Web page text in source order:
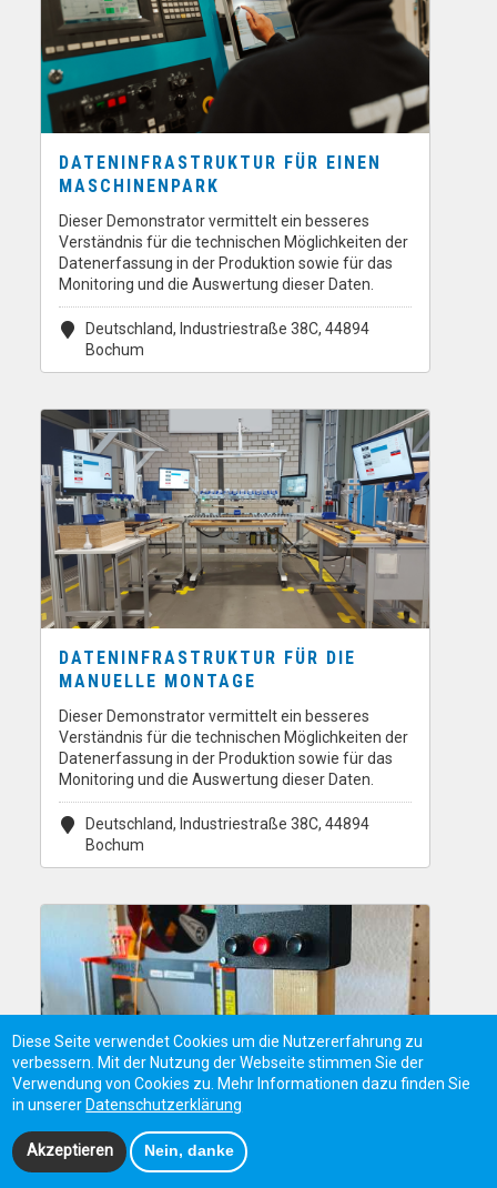
DATENINFRASTRUKTUR FÜR EINEN
MASCHINENPARK
Dieser Demonstrator vermittelt ein besseres
Verständnis für die technischen Möglichkeiten der
Datenerfassung in der Produktion sowie für das
Monitoring und die Auswertung dieser Daten.
Deutschland, Industriestraße 38C, 44894
Bochum
DATENINFRASTRUKTUR FÜR DIE
MANUELLE MONTAGE
Dieser Demonstrator vermittelt ein besseres
Verständnis für die technischen Möglichkeiten der
Datenerfassung in der Produktion sowie für das
Monitoring und die Auswertung dieser Daten.
Deutschland, Industriestraße 38C, 44894
Bochum
EVENT-CONTROLLER 3D-DRUCKER
FARM
Diese Seite verwendet Cookies um die Nutzererfahrung zu
verbessern. Mit der Nutzung der Webseite stimmen Sie der
Verwendung von Cookies zu. Mehr Informationen dazu finden Sie
in unserer Datenschutzerklärung
Akzeptieren Nein, danke